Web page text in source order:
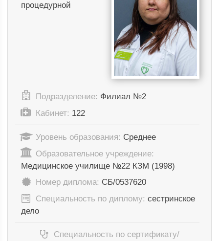
процедурной
Подразделение: Филиал №2
Кабинет: 122
Уровень образования: Среднее
Образовательное учреждение:
Медицинское училище №22 КЗМ (1998)
Номер диплома: СБ/0537620
Специальность по диплому: сестринское
дело
Специальность по сертификату/